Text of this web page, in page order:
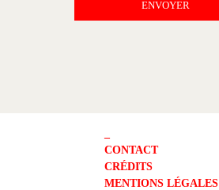
CONTACT
CRÉDITS
MENTIONS LÉGALES